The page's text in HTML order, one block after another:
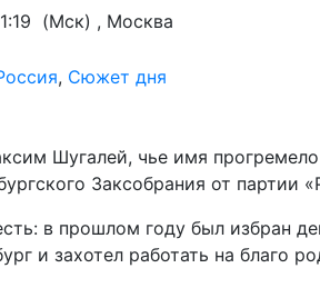
(Мск) , Москва
, Сюжет дня
Шугалей, чье имя
Заксобрания от партии
в прошлом году был избран
и захотел работать на благо